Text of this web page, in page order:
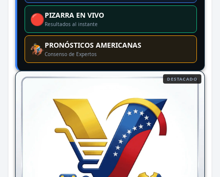
🔴PIZARRA EN VIVO
Resultados al instante
🏇PRONÓSTICOS AMERICANAS
Consenso de Expertos
DESTACADO